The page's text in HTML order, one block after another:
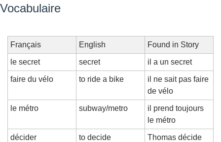
Vocabulaire
Français English Found in Story
le secret secret il a un secret
faire du vélo to ride a bike
il ne sait pas faire
de vélo
le métro subway/metro
il prend toujours
le métro
décider to decide Thomas décide